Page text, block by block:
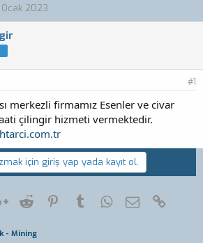
2023
#1
merkezli firmamız Esenler ve civar
çilingir hizmeti vermektedir.
için giriş yap yada kayıt ol.
Google+
Reddit PinterestTumblrWhatsApp
E-posta
- Mining